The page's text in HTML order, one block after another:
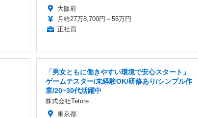
大阪府
月給27万8,700円～55万円
正社員
「男女ともに働きやすい環境で安心スタート」
ゲームテスター/未経験OK/研修あり/シンプル作
業/20~30代活躍中
株式会社Tetote
東京都